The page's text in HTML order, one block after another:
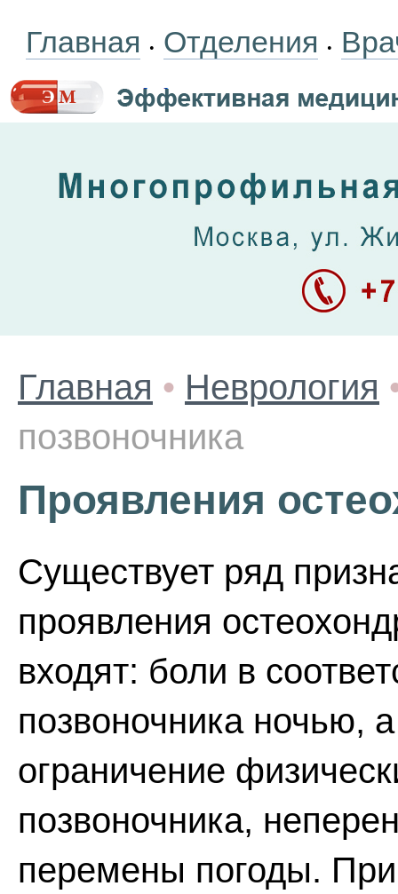
Главная • Отделения •
Главная • Неврология
позвоночника
Проявления
Существует ряд
проявления
входят: боли в
позвоночника ночью,
ограничение
позвоночника,
перемены погоды.